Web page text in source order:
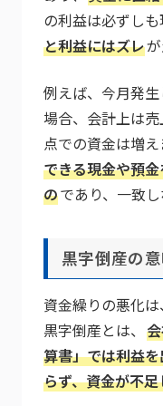
の利益は必ずしも
と利益にはズレ
例えば、今月発
場合、会計上は
点での資金は増え
できる現金や預
のであり、一致
黒字倒産の
資金繰りの悪化は
黒字倒産とは、
算書」では利益
らず、資金が不